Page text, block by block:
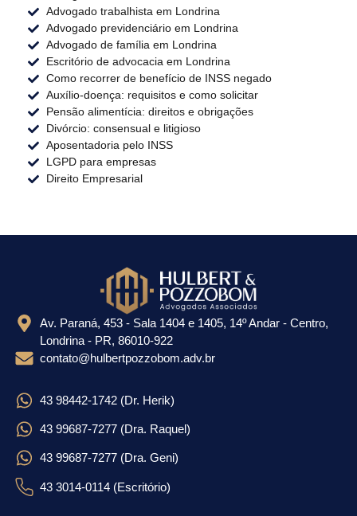
Advogado trabalhista em Londrina
Advogado previdenciário em Londrina
Advogado de família em Londrina
Escritório de advocacia em Londrina
Como recorrer de benefício de INSS negado
Auxílio-doença: requisitos e como solicitar
Pensão alimentícia: direitos e obrigações
Divórcio: consensual e litigioso
Aposentadoria pelo INSS
LGPD para empresas
Direito Empresarial
Av. Paraná, 453 - Sala 1404 e 1405, 14º Andar - Centro,
Londrina - PR, 86010-922
contato@hulbertpozzobom.adv.br
43 98442-1742 (Dr. Herik)
43 99687-7277 (Dra. Raquel)
43 99687-7277 (Dra. Geni)
43 3014-0114 (Escritório)